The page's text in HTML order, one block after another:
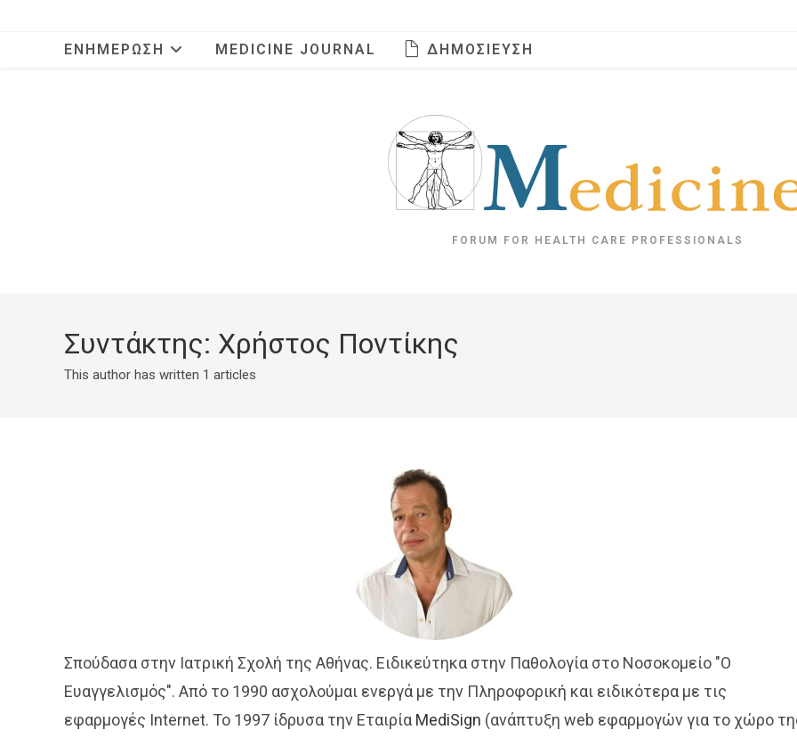
ΕΝΗΜΈΡΩΣΗ MEDICINE JOURNAL ΔΗΜΟΣΊΕΥΣΗ
FORUM FOR HEALTH CARE PROFESSIONALS
Συντάκτης: Χρήστος Ποντίκης
This author has written 1 articles
Σπούδασα στην Ιατρική Σχολή της Αθήνας. Ειδικεύτηκα στην Παθολογία στο Νοσοκομείο "Ο
Ευαγγελισμός". Από το 1990 ασχολούμαι ενεργά με την Πληροφορική και ειδικότερα με τις
εφαρμογές Internet. Το 1997 ίδρυσα την Εταιρία MediSign (ανάπτυξη web εφαρμογών για το χώρο